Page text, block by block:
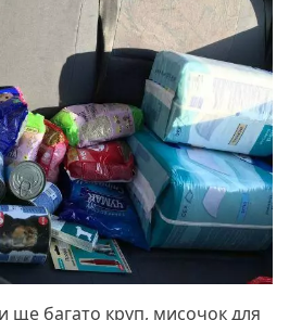
ще багато круп, мисочок для